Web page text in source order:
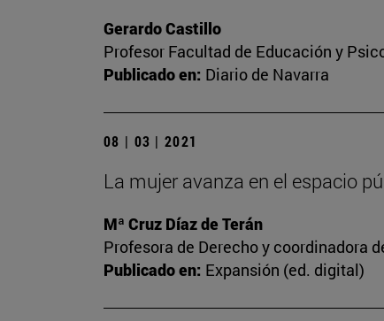
Gerardo Castillo
Profesor Facultad de Educación y
Publicado en: Diario de Navarra
08 | 03 | 2021
La mujer avanza en el espacio
Mª Cruz Díaz de Terán
Profesora de Derecho y coordinadora
Publicado en: Expansión (ed. digital)